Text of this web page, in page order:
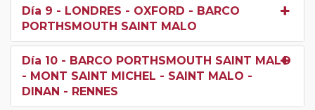
Día 9 - LONDRES - OXFORD - BARCO
PORTHSMOUTH SAINT MALO
Día 10 - BARCO PORTHSMOUTH SAINT MALO
- MONT SAINT MICHEL - SAINT MALO -
DINAN - RENNES